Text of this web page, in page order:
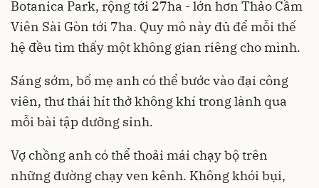
Botanica Park, rộng tới 27ha - lớn hơn Thảo Cầm
Viên Sài Gòn tới 7ha. Quy mô này đủ để mỗi thế
hệ đều tìm thấy một không gian riêng cho mình.
Sáng sớm, bố mẹ anh có thể bước vào đại công
viên, thư thái hít thở không khí trong lành qua
mỗi bài tập dưỡng sinh.
Vợ chồng anh có thể thoải mái chạy bộ trên
những đường chạy ven kênh. Không khói bụi,